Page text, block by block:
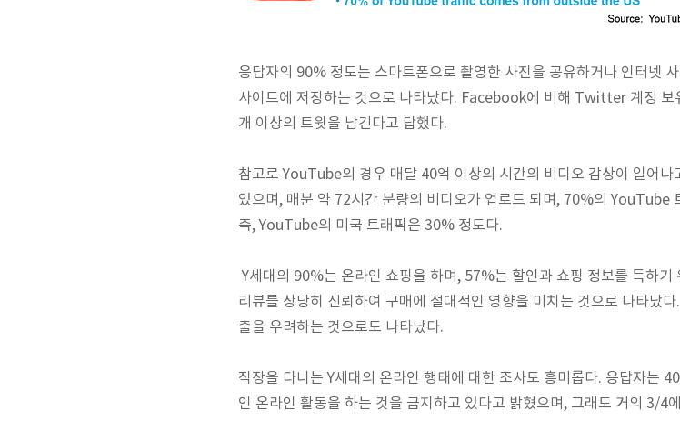
응답자의 90% 정도는 스마트폰으로 촬영한 사진을 공유하거나 인터넷
사이트에 저장하는 것으로 나타났다. Facebook에 비해 Twitter 계정
개 이상의 트윗을 남긴다고 답했다.
참고로 YouTube의 경우 매달 40억 이상의 시간의 비디오 감상이 일어
있으며, 매분 약 72시간 분량의 비디오가 업로드 되며, 70%의 YouTube
즉, YouTube의 미국 트래픽은 30% 정도다.
Y세대의 90%는 온라인 쇼핑을 하며, 57%는 할인과 쇼핑 정보를 득하
리뷰를 상당히 신뢰하여 구매에 절대적인 영향을 미치는 것으로 나타났
출을 우려하는 것으로도 나타났다.
직장을 다니는 Y세대의 온라인 행태에 대한 조사도 흥미롭다. 응답자는
인 온라인 활동을 하는 것을 금지하고 있다고 밝혔으며, 그래도 거의 3/4